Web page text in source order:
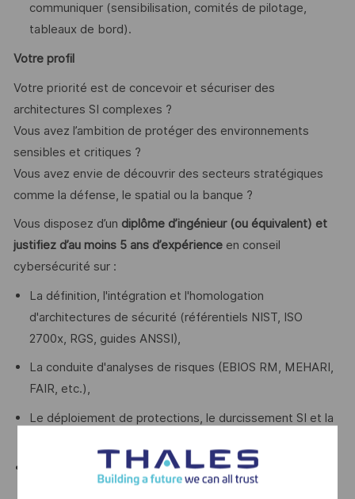
communiquer (sensibilisation, comités de pilotage,
tableaux de bord).
Votre profil
Votre priorité est de concevoir et sécuriser des
architectures SI complexes ?
Vous avez l’ambition de protéger des environnements
sensibles et critiques ?
Vous avez envie de découvrir des secteurs stratégiques
comme la défense, le spatial ou la banque ?
Vous disposez d’un diplôme d’ingénieur (ou équivalent) et
justifiez d’au moins 5 ans d’expérienceen conseil
cybersécurité sur :
La définition, l'intégration et l'homologation
d'architectures de sécurité (référentiels NIST, ISO
2700x, RGS, guides ANSSI),
La conduite d'analyses de risques (EBIOS RM, MEHARI,
FAIR, etc.),
Le déploiement de protections, le durcissement SI et la
Le pilotage de la sécurité et la gestion de la relation